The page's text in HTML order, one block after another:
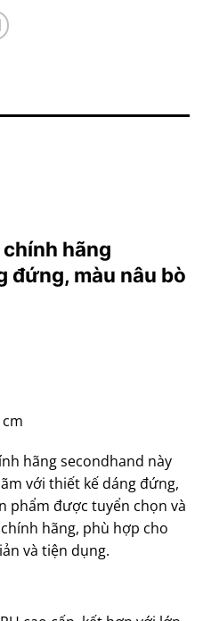
chính hãng
đứng, màu nâu bò
cm
hãng secondhand này
với thiết kế dáng đứng,
phẩm được tuyển chọn và
hãng, phù hợp cho
và tiện dụng.